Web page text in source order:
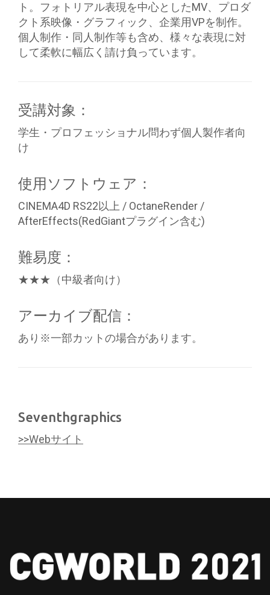
ト。フォトリアル表現を中心としたMV、プロダ
クト系映像・グラフィック、企業用VPを制作。
個人制作・同人制作等も含め、様々な表現に対
して柔軟に幅広く請け負っています。
受講対象：
学生・プロフェッショナル問わず個人製作者向
け
使用ソフトウェア：
CINEMA4D RS22以上 / OctaneRender /
AfterEffects(RedGiantプラグイン含む)
難易度：
★★★（中級者向け）
アーカイブ配信：
あり※一部カットの場合があります。
Seventhgraphics
>>Webサイト